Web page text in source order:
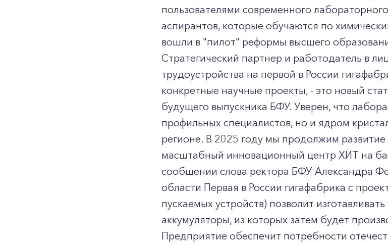
пользователями современного
аспирантов, которые обучаются по
вошли в "пилот" реформы высшего
Стратегический партнер и работодатель в
трудоустройства на первой в России
конкретные научные проекты, - это новый
будущего выпускника БФУ. Уверен, что
профильных специалистов, но и ядром
регионе. В 2025 году мы продолжим
масштабный инновационный центр ХИТ на
сообщении слова ректора БФУ Александра
области Первая в России гигафабрика с
пускаемых устройств) позволит
аккумуляторы, из которых затем будет
Предприятие обеспечит потребности